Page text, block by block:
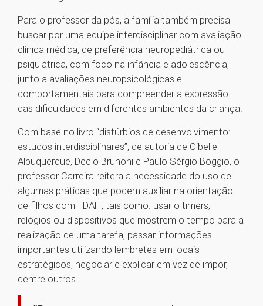
Para o professor da pós, a família também precisa
buscar por uma equipe interdisciplinar com avaliação
clínica médica, de preferência neuropediátrica ou
psiquiátrica, com foco na infância e adolescência,
junto a avaliações neuropsicológicas e
comportamentais para compreender a expressão
das dificuldades em diferentes ambientes da criança.
Com base no livro “distúrbios de desenvolvimento:
estudos interdisciplinares”, de autoria de Cibelle
Albuquerque, Decio Brunoni e Paulo Sérgio Boggio, o
professor Carreira reitera a necessidade do uso de
algumas práticas que podem auxiliar na orientação
de filhos com TDAH, tais como: usar o timers,
relógios ou dispositivos que mostrem o tempo para a
realização de uma tarefa, passar informações
importantes utilizando lembretes em locais
estratégicos, negociar e explicar em vez de impor,
dentre outros.